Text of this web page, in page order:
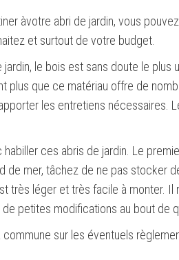
àvotre abri de jardin, vous
et surtout de votre budget.
le bois est sans doute le plus
plus que ce matériau offre de
les entretiens nécessaires.
ces abris de jardin. Le
de mer, tâchez de ne pas stocker
très léger et très facile à monter. Il
petites modifications au bout de
sur les éventuels